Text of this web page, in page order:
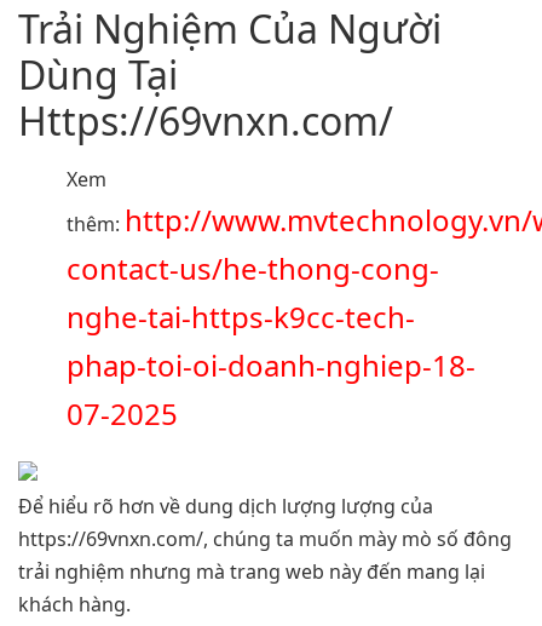
Trải Nghiệm Của Người
Dùng Tại
Https://69vnxn.com/
Xem
thêm: http://www.mvtechnology.vn/
contact-us/he-thong-cong-
nghe-tai-https-k9cc-tech-
phap-toi-oi-doanh-nghiep-18-
07-2025
Để hiểu rõ hơn về dung dịch lượng lượng của
https://69vnxn.com/, chúng ta muốn mày mò số đông
trải nghiệm nhưng mà trang web này đến mang lại
khách hàng.